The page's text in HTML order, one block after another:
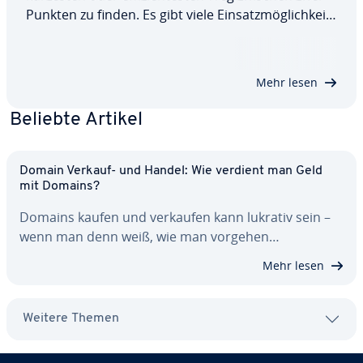
Punkten zu finden. Es gibt viele Ein­satz­mög­lich­kei­
Mehr lesen
Beliebte Artikel
Domain Verkauf- und Handel: Wie verdient man Geld
mit Domains?
Domains kaufen und verkaufen kann lukrativ sein –
wenn man denn weiß, wie man vorgehen…
Mehr lesen
Weitere Themen